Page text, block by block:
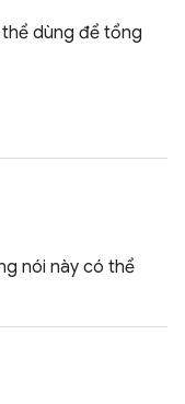
dùng để tổng
nói này có thể